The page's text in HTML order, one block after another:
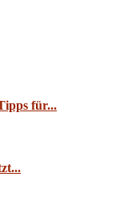
für...